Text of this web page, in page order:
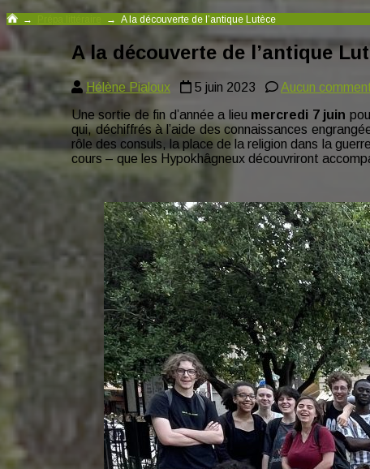
→ → A la découverte de l’antique Lutèce
A la découverte de l’antique
Hélène Pialoux 5 juin 2023 Aucun
Une sortie de fin d’année a lieu mercredi 7 juin
qui, déchiffrés à l’aide des connaissances
rôle des consuls, la place de la religion dans la
cours – que les Hypokhâgneux découvriront